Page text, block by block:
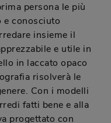
persona le più
conosciuto
insieme il
e utile in
in laccato opaco
risolverà le
Con i modelli
fatti bene e alla
progettato con